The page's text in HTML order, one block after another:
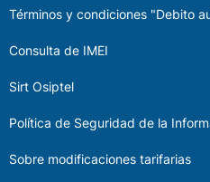
Términos y condiciones "Debito
Consulta de IMEI
Sirt Osiptel
Política de Seguridad de la
Sobre modificaciones tarifarias